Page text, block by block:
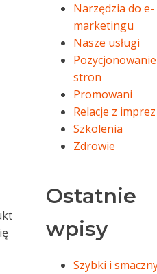
Narzędzia do e-
marketingu
Nasze usługi
Pozycjonowanie
stron
Promowani
Relacje z imprez
Szkolenia
Zdrowie
Ostatnie
wpisy
Szybki i